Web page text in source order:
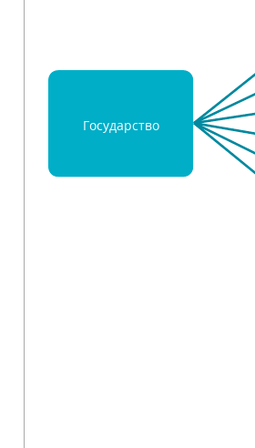
Государство